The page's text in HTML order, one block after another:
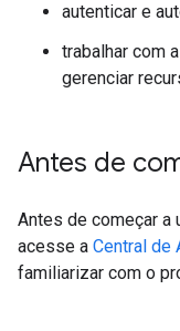
autenticar e
trabalhar com
gerenciar
Antes de
Antes de começar a
acesse a Central de
familiarizar com o